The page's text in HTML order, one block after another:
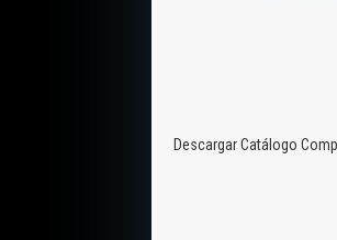
Descargar Catálogo